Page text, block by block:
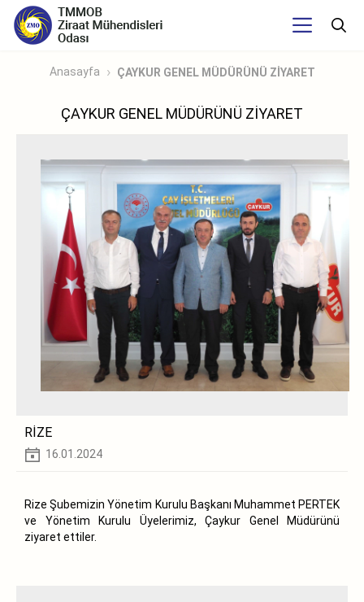
Anasayfa ÇAYKUR GENEL MÜDÜRÜNÜ ZİYARET
ÇAYKUR GENEL MÜDÜRÜNÜ ZİYARET
RİZE
16.01.2024
Rize Şubemizin Yönetim Kurulu Başkanı Muhammet PERTEK
ve Yönetim Kurulu Üyelerimiz, Çaykur Genel Müdürünü
ziyaret ettiler.